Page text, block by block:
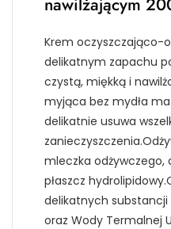
nawilżającym
Krem oczyszczająco-
delikatnym zapachu
czystą, miękką i
myjąca bez mydła
delikatnie usuwa
mleczka odżywczego,
płaszcz
delikatnych substancji
oraz Wody Termalnej